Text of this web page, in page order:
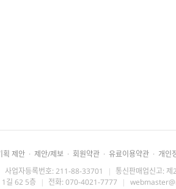
획 제안 · 제안/제보 · 회원약관 · 유료이용약관 · 개인
사업자등록번호: 211-88-33701 | 통신판매업신고:
1길 62 5층 | 전화: 070-4021-7777 |